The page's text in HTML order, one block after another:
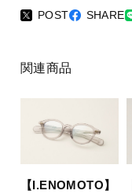
POST SHARE
関連商品
【I.ENOMOTO】